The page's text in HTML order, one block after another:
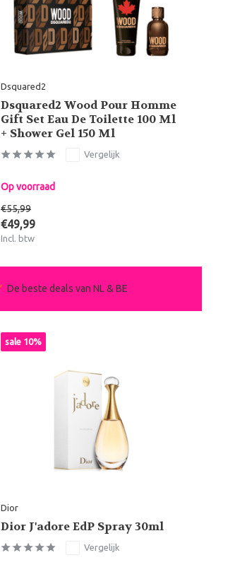
Dsquared2
Dsquared2 Wood Pour Homme
Gift Set Eau De Toilette 100 Ml
+ Shower Gel 150 Ml
Vergelijk
Op voorraad
€55,99
€49,99
Incl. btw
De beste deals van NL & BE
sale 10%
Dior
Dior J'adore EdP Spray 30ml
Vergelijk